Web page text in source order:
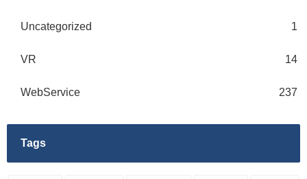
Uncategorized 1
VR 14
WebService 237
Tags